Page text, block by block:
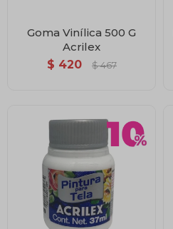
Goma Vinílica 500 G
Acrilex
$ 420 $ 467